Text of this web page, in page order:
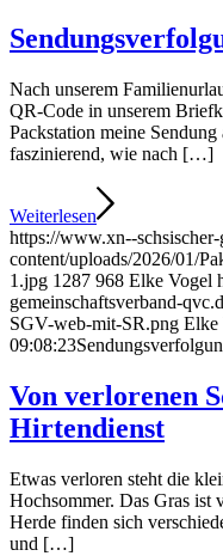
Nach unserem
QR-Code in unserem
Packstation meine
faszinierend, wie nach […]
Weiterlesen
https://www.xn--
content/uploads/2026/01/
1.jpg 1287 968 Elke Vogel
gemeinschaftsverband-
SGV-web-mit-SR.png Elke
09:08:23
Von verlorenen
Hirtendienst
Etwas verloren steht die
Hochsommer. Das Gras ist
Herde finden sich
und […]